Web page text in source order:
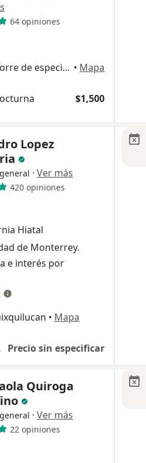
64 opiniones
Vialidad de la Barranca, Torre de especialidades, 8vo piso, Consultorio 850, Huixquilucan • Mapa
$1,500
Lopez
· Ver más
420 opiniones
Hiatal
de Monterrey.
e interés por
• Mapa
Precio sin especificar
Quiroga
· Ver más
22 opiniones